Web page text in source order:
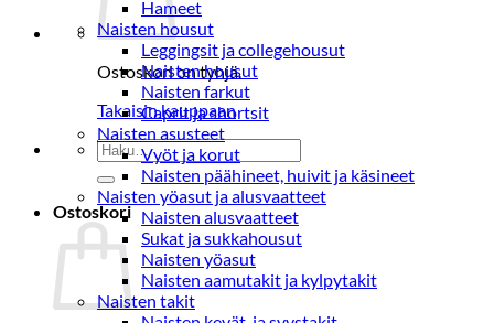
Ostoskori on tyhjä.
Takaisin kauppaan
Etsi:
Ostoskori
Hameet
Naisten housut
Leggingsit ja collegehousut
Naisten housut
Naisten farkut
Caprit ja shortsit
Naisten asusteet
Vyöt ja korut
Naisten päähineet, huivit ja käsineet
Naisten yöasut ja alusvaatteet
Naisten alusvaatteet
Sukat ja sukkahousut
Naisten yöasut
Naisten aamutakit ja kylpytakit
Naisten takit